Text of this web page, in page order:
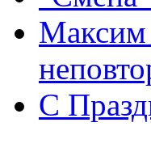
Максим
С